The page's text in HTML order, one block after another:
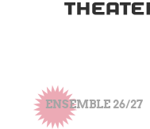
ENSEMBLE 26/27